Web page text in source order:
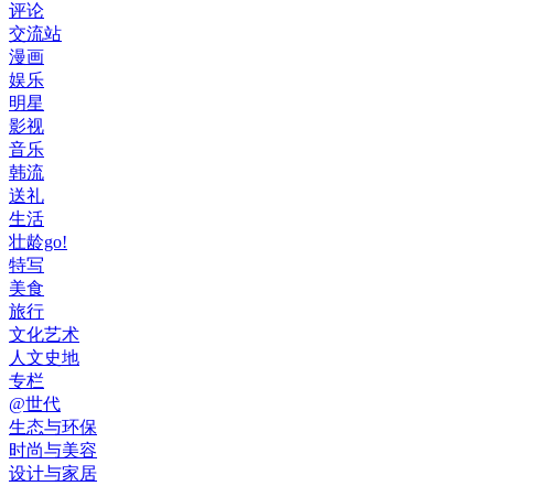
评论
交流站
漫画
娱乐
明星
影视
音乐
韩流
送礼
生活
壮龄go!
特写
美食
旅行
文化艺术
人文史地
专栏
@世代
生态与环保
时尚与美容
设计与家居